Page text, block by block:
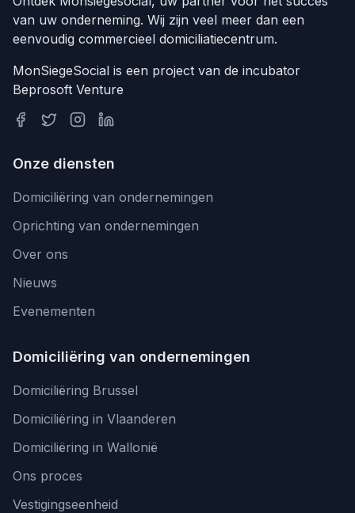
van uw onderneming. Wij zijn veel meer dan een
eenvoudig commercieel domiciliatiecentrum.
MonSiegeSocial is een project van de incubator
Beprosoft Venture
Onze diensten
Domiciliëring van ondernemingen
Oprichting van ondernemingen
Over ons
Nieuws
Evenementen
Domiciliëring van ondernemingen
Domiciliëring Brussel
Domiciliëring in Vlaanderen
Domiciliëring in Wallonië
Ons proces
Vestigingseenheid